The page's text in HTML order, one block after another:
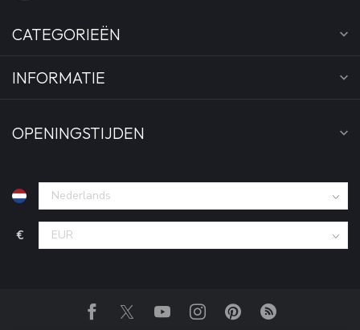
CATEGORIEËN
INFORMATIE
OPENINGSTIJDEN
€